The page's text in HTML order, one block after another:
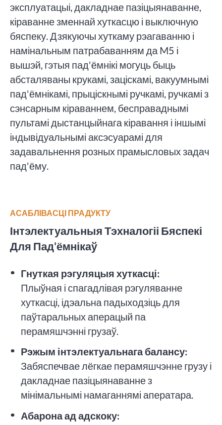
эксплуатацыі, дакладнае пазіцыянаванне,
кіраванне зменнай хуткасцю і выключную
бяспеку. Дзякуючы хуткаму рэагаванню і
намінальным патрабаванням да M5 і
вышэй, гэтыя пад'ёмнікі могуць быць
абсталяваны крукамі, заціскамі, вакуумнымі
пад'ёмнікамі, прыціскнымі ручкамі, ручкамі з
сэнсарным кіраваннем, бесправаднымі
пультамі дыстанцыйнага кіравання і іншымі
індывідуальнымі аксэсуарамі для
задавальнення розных прамысловых задач
пад'ёму.
АСАБЛІВАСЦІ ПРАДУКТУ
Інтэлектуальныя Тэхналогіі Бяспекі
Для Пад'ёмнікаў
Гнуткая рэгуляцыя хуткасці:
Плыўная і спагадлівая рэгуляванне
хуткасці, ідэальна падыходзіць для
паўтаральных аперацый па
перамяшчэнні грузаў.
Рэжым інтэлектуальнага балансу:
Забяспечвае лёгкае перамяшчэнне грузу і
дакладнае пазіцыянаванне з
мінімальнымі намаганнямі аператара.
Абарона ад адскоку: